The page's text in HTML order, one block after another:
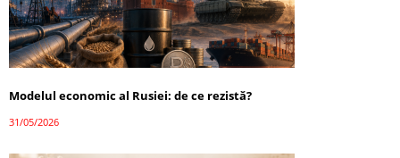
Modelul economic al Rusiei: de ce rezistă?
31/05/2026